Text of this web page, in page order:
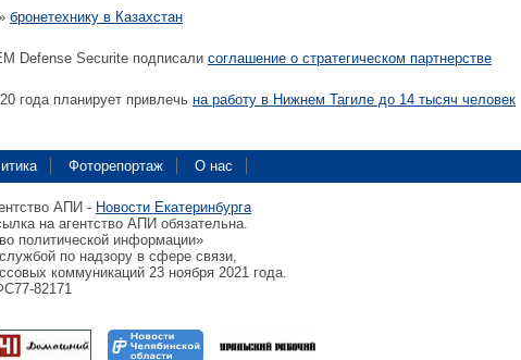
бронетехнику в Казахстан
Defense Securite подписали соглашение о стратегическом партнерстве
года планирует привлечь на работу в Нижнем Тагиле до 14 тысяч человек
Фоторепортаж О нас
АПИ - Новости Екатеринбурга
на агентство АПИ обязательна.
политической информации»
по надзору в сфере связи,
коммуникаций 23 ноября 2021 года.
82171